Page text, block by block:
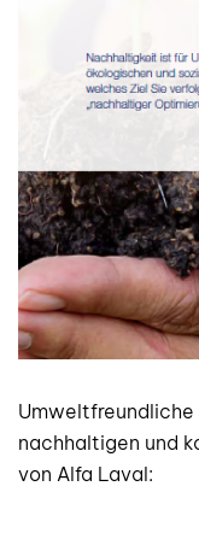
nachhaltigen und
von Alfa Laval: